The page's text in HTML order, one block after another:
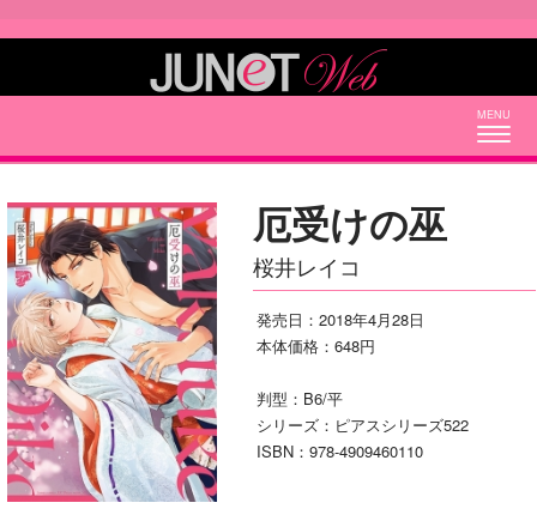
厄受けの巫
桜井レイコ
発売日：2018年4月28日
本体価格：648円
判型：B6/平
シリーズ：ピアスシリーズ522
ISBN：978-4909460110